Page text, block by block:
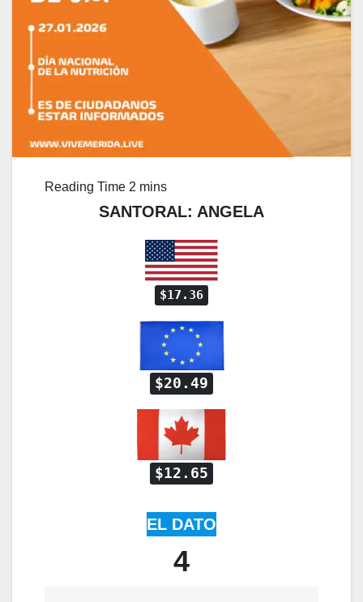
SANTORAL: ANGELA
$17.36
$20.49
$12.65
EL DATO
4